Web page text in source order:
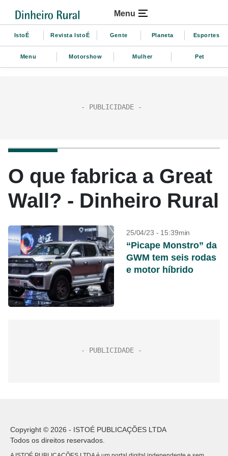
Menu
IstoÉ Revista IstoÉ Gente Planeta Esportes
Menu Motorshow Mulher Pet
O que fabrica a Great
Wall? - Dinheiro Rural
25/04/23 - 15:39min
“Picape Monstro” da
GWM tem seis rodas
e motor híbrido
Copyright © 2026 - ISTOÉ PUBLICAÇÕES LTDA
Todos os direitos reservados.